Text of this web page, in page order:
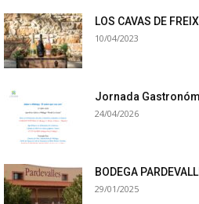
LOS CAVAS DE
10/04/2023
Jornada
24/04/2026
BODEGA
29/01/2025